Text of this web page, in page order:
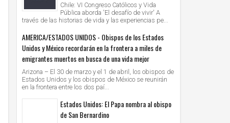
Chile: VI Congreso Católicos y Vida
Pública aborda 'El desafío de vivir' A
través de las historias de vida y las experiencias pe...
AMERICA/ESTADOS UNIDOS - Obispos de los Estados
Unidos y México recordarán en la frontera a miles de
emigrantes muertos en busca de una vida mejor
Arizona – El 30 de marzo y el 1 de abril, los obispos de
Estados Unidos y los obispos de México se reunirán
en la frontera entre los dos paí...
Estados Unidos: El Papa nombra al obispo
de San Bernardino